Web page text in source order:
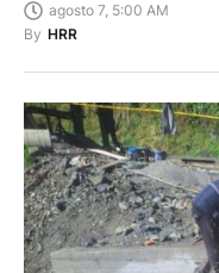
agosto 7, 5:00 AM
By HRR